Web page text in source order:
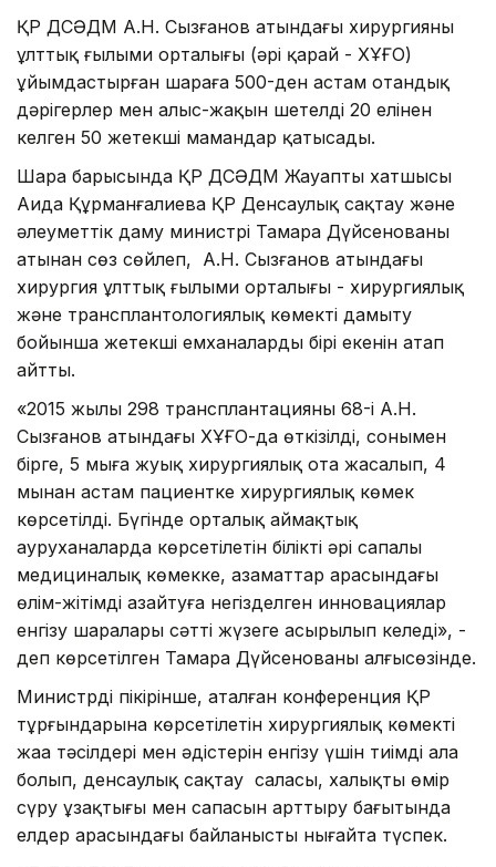
ҚР ДСӘДМ А.Н. Сызғанов атындағы хирургияның
ұлттық ғылыми орталығы (әрі қарай - ХҰҒО)
ұйымдастырған шараға 500-ден астам отандық
дәрігерлер мен алыс-жақын шетелдің 20 елінен
келген 50 жетекші мамандар қатысады.
Шара барысында ҚР ДСӘДМ Жауапты хатшысы
Аида Құрманғалиева ҚР Денсаулық сақтау және
әлеуметтік даму министрі Тамара Дүйсенованың
атынан сөз сөйлеп, А.Н. Сызғанов атындағы
хирургия ұлттық ғылыми орталығы - хирургиялық
және трансплантологиялық көмекті дамыту
бойынша жетекші емханалардың бірі екенін атап
айтты.
«2015 жылы 298 трансплантацияның 68-і А.Н.
Сызғанов атындағы ХҰҒО-да өткізілді, сонымен
бірге, 5 мыңға жуық хирургиялық ота жасалып, 4
мыңнан астам пациентке хирургиялық көмек
көрсетілді. Бүгінде орталық аймақтық
ауруханаларда көрсетілетін білікті әрі сапалы
медициналық көмекке, азаматтар арасындағы
өлім-жітімді азайтуға негізделген инновациялар
енгізу шаралары сәтті жүзеге асырылып келеді», -
деп көрсетілген Тамара Дүйсенованың алғысөзінде.
Министрдің пікірінше, аталған конференция ҚР
тұрғындарына көрсетілетін хирургиялық көмектің
жаңа тәсілдері мен әдістерін енгізу үшін тиімді алаң
болып, денсаулық сақтау саласы, халықтың өмір
сүру ұзақтығы мен сапасын арттыру бағытында
елдер арасындағы байланысты нығайта түспек.